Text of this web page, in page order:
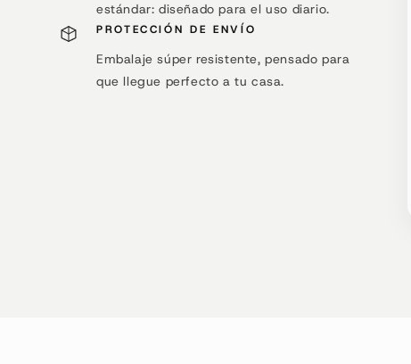
estándar: diseñado para el uso diario.
PROTECCIÓN DE ENVÍO
Embalaje súper resistente, pensado para
que llegue perfecto a tu casa.